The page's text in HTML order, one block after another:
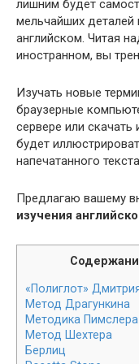
лишним будет
мельчайших деталей
английском. Читая
иностранном, вы
Изучать новые
браузерные
сервере или
будет
напечатанного
Предлагаю вашему
изучения
«Полиглот»
Метод Драгункина
Методика Пимслера
Метод Шехтера
Берлиц